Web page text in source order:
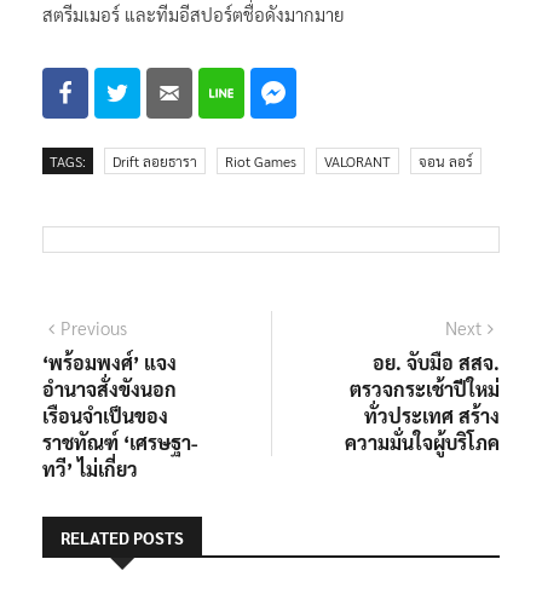
สตรีมเมอร์ และทีมอีสปอร์ตชื่อดังมากมาย
TAGS: Drift ลอยธารา Riot Games VALORANT จอน ลอร์
แนะแนว
เรื่อง
PreviousPrevious
post:
‘พร้อมพงศ์’ แจง
อำนาจสั่งขังนอก
เรือนจำเป็นของ
ราชทัณฑ์ ‘เศรษฐา-
ทวี’ ไม่เกี่ยว
Next
อย. จับมือ สสจ.
ตรวจกระเช้าปีใหม่
ทั่วประเทศ สร้าง
ความมั่นใจผู้บริโภค
RELATED POSTS